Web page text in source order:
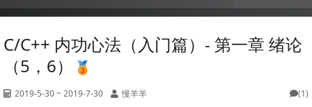
C/C++ 内功心法（入门篇）- 第一章 绪论
（5，6）
2019-5-30 ~ 2019-7-30 慢羊羊 (1)